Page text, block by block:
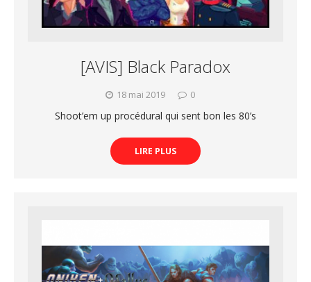
[AVIS] Black Paradox
18 mai 2019 0
Shoot’em up procédural qui sent bon les 80’s
LIRE PLUS